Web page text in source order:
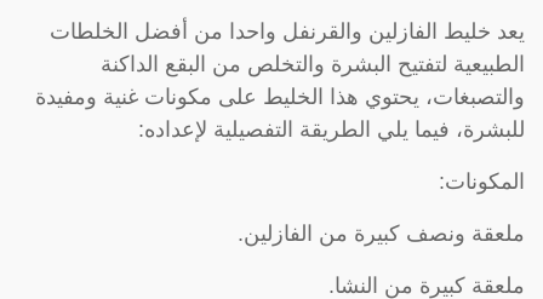
يعد خليط الفازلين والقرنفل واحدا من أفضل الخلطات
الطبيعية لتفتيح البشرة والتخلص من البقع الداكنة
والتصبغات، يحتوي هذا الخليط على مكونات غنية ومفيدة
للبشرة، فيما يلي الطريقة التفصيلية لإعداده:
المكونات:
ملعقة ونصف كبيرة من الفازلين.
ملعقة كبيرة من النشا.